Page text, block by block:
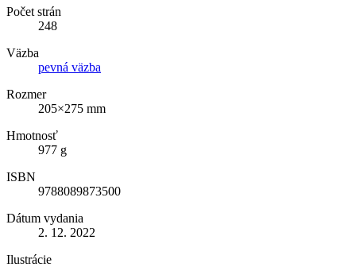
Počet strán
248
Väzba
pevná väzba
Rozmer
205×275 mm
Hmotnosť
977 g
ISBN
9788089873500
Dátum vydania
2. 12. 2022
Ilustrácie